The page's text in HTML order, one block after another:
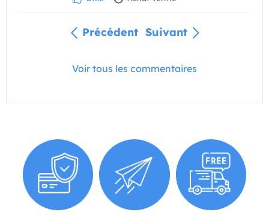
Précédent Suivant
Voir tous les commentaires